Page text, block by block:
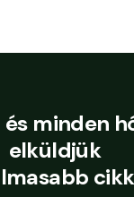
és minden
elküldjük